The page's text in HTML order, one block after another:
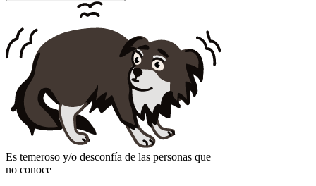
Es temeroso y/o desconfía de las personas que
no conoce